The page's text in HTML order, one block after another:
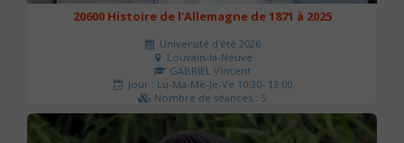
20600 Histoire de l'Allemagne de 1871 à 2025
Université d'été 2026
Louvain-la-Neuve
GABRIEL Vincent
Jour : Lu-Ma-Me-Je-Ve 10:30- 13:00
Nombre de séances : 5
120 €